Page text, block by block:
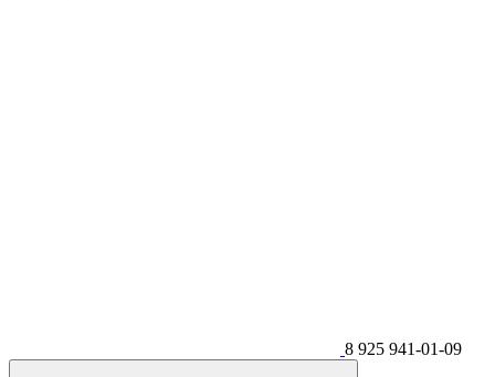
8 925 941-01-09